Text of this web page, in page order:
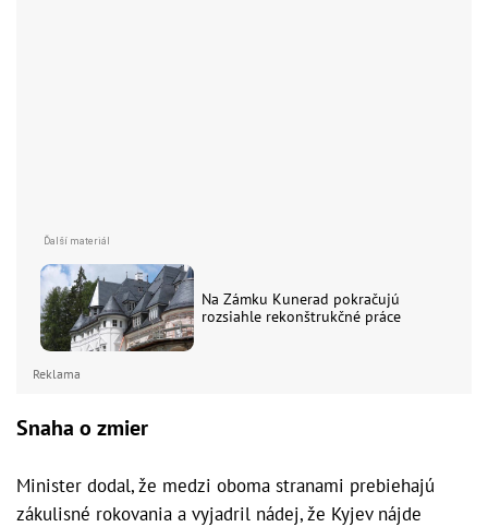
Na Zámku Kunerad pokračujú
rozsiahle rekonštrukčné práce
Reklama
Snaha o zmier
Minister dodal, že medzi oboma stranami prebiehajú
zákulisné rokovania a vyjadril nádej, že Kyjev nájde